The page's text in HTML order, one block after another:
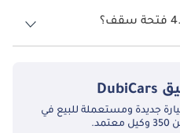
DubiCars
أكثر من 30،000 سيارة جديدة ومستعملة للبيع في